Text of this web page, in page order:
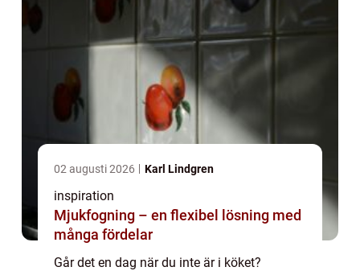
02 augusti 2026 Karl Lindgren
inspiration
Mjukfogning – en flexibel lösning med
många fördelar
Går det en dag när du inte är i köket?